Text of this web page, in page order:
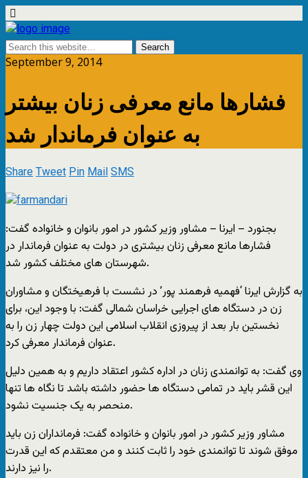
September 9, 2014
فشارها مانع معرفی زنان بيشتر
به عنوان فرماندار شد
ShareTweetPinMailSMS
بجنورد – ايرنا – مشاور وزير کشور در امور بانوان و خانواده گفت:
فشارها مانع معرفی زنان بيشتری در دولت به عنوان فرماندار در
شهرستان های مختلف کشور شد.
به گزارش ايرنا ‘فهميه فرهمند پور’ در نشست با فرهيختگان و مشاوران
زن در دستگاه های اجرايی خراسان شمالی گفت: با وجود اين، برای
نخستين بار بعد از پيروزی انقلاب اسلامی اين دولت چهار زن را به
عنوان فرماندار معرفی کرد.
وی گفت: به توانمندی زنان در اداره کشور اعتقاد داريم و به همين دليل
اين قشر بايد در تمامی دستگاه ها حضور داشته باشد تا نگاه ها تنها
منحصر به يک جنسيت نشود.
مشاور وزير کشور در امور بانوان و خانواده گفت: فرمانداران زن بايد
موفق شوند تا توانمندی خود را ثابت کنند و من معتقدم که اين قدرت
را نيز دارند.